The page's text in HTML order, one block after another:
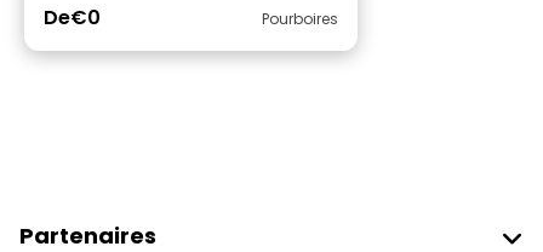
De€0 Pourboires
Partenaires